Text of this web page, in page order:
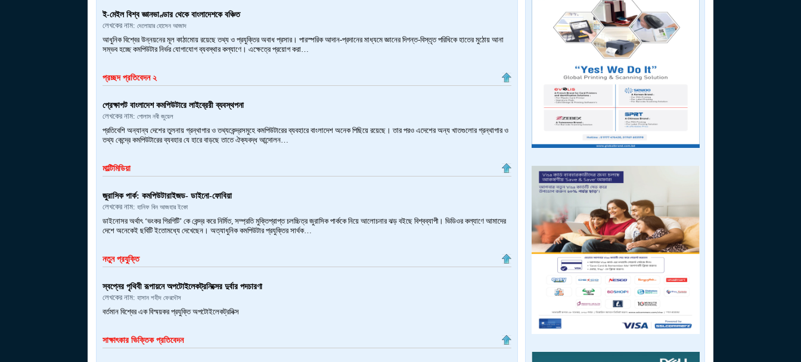
ই-মেইল বিশ্ব জ্ঞানভাণ্ডার থেকে বাংলাদেশকে বঞ্চিত
লেখকের নাম: দেলোয়ার হোসেন আজাদ
আধুনিক বিশ্বের উন্নয়নের মূল কাঠামোয় রয়েছে তথ্য ও প্রযুক্তির অবাধ প্রসার। পারস্পরিক আদান-প্রদানের মাধ্যমে জ্ঞানের দিগন্ত-বিস্তৃত পরিধিকে হাতের মুঠোয় আনা
সম্ভব হচ্ছে কমপিউটার নির্ভর যোগাযোগ ব্যবস্থার কল্যাণে। এক্ষেত্রে প্রয়োগ করা…
প্রচ্ছদ প্রতিবেদন ২
প্রেক্ষাপট বাংলাদেশ কমপিউটারে লাইব্রেরী ব্যবস্থপনা
লেখকের নাম: গোলাম নবী জুয়েল
প্রতিবেশি অন্যান্য দেশের তুলনায় গ্রন্থাগার ও তথ্যকেন্দ্রসমুহে কমপিউটারের ব্যবহারে বাংলাদেশ অনেক পিছিয়ে রয়েছে। তার পরও এদেশের অন্য খাতগুলোর গ্রন্থাগার ও
তথ্য কেন্দ্রে কমপিউটারের ব্যবহার যে হারে বাড়ছে তাতে ঐক্যবদ্ধ আন্দোলন…
মাল্টিমিডিয়া
জুরাসিক পার্ক: কমপিউটারাইজড- ডাইনো-ফোবিয়া
লেখকের নাম: হানিফ বিন আজহার ইকো
ডাইনোসর অর্থাৎ ‘ভংকর গিরগিটি’ কে কেন্দ্র করে নির্মিত, সম্প্রতি মুক্তিপ্রাপ্ত চলচ্চিত্র জুরাসিক পার্ককে নিয়ে আলোচনার ঝড় বইছে বিশ্বব্যাপী। ভিডিওর কল্যাণে আমাদের
দেশে অনেকেই ছবিটি ইতোমধ্যে দেখেছেন। অত্যাধুনিক কমপিউটার প্রযুক্তির সার্থক…
নতুন প্রযুক্তি
স্বপ্নের পৃথিবী রূপায়নে অপটোইলেকট্রনিক্সের দুর্বার পদচারণা
লেখকের নাম: হাসান শহীদ ফেরদৌস
বর্তমান বিশ্বের এক বিস্ময়কর প্রযুক্তি অপটোইলেকট্রনিক্স
সাক্ষাৎকার ভিক্তিক প্রতিবেদন